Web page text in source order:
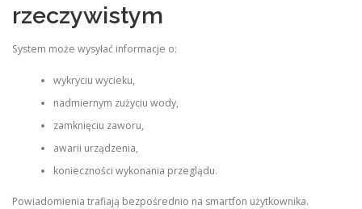
rzeczywistym
System może wysyłać informacje o:
wykryciu wycieku,
nadmiernym zużyciu wody,
zamknięciu zaworu,
awarii urządzenia,
konieczności wykonania przeglądu.
Powiadomienia trafiają bezpośrednio na smartfon użytkownika.